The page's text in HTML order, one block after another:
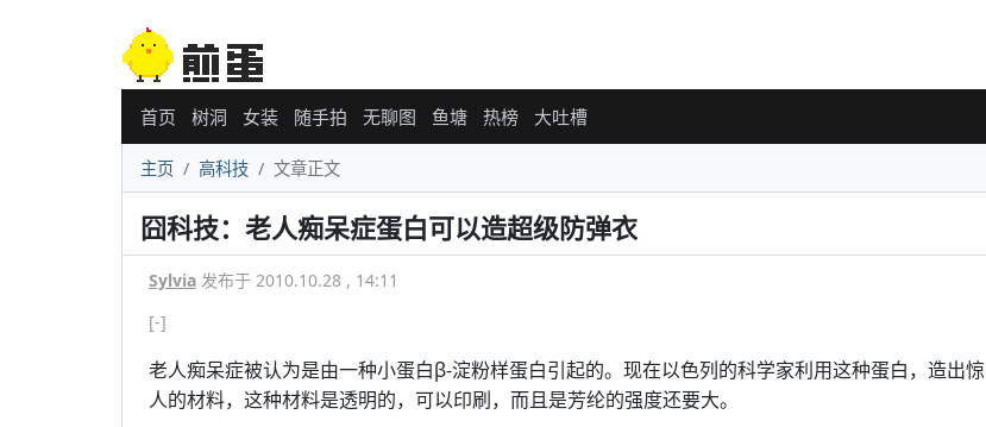
首页 树洞 女装 随手拍 无聊图 鱼塘 热榜 大吐槽
主页 高科技 文章正文
囧科技：老人痴呆症蛋白可以造超级防弹衣
Sylvia 发布于 2010.10.28 , 14:11
[-]
老人痴呆症被认为是由一种小蛋白β-淀粉样蛋白引起的。现在以色列的科学家利用这种蛋白，造出惊
人的材料，这种材料是透明的，可以印刷，而且是芳纶的强度还要大。